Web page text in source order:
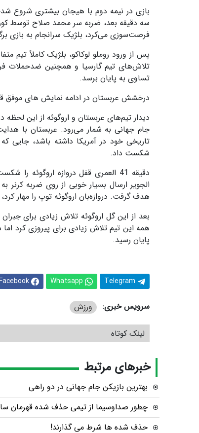
سه دقیقه بعد، ضربه سر محمد صلاح توسط
فرصت‌سوزی می‌کرد، بلژیک سرانجام به بازی
پس از ورود روملو لوکاکو، بلژیک کاملاً
تساوی به پایان برسد.
درخشش عربستان در ادامه نمایش های موفق
جام جهانی به شمار می‌رود. عربستان با
شکست داد.
دقیقه 41 العمری قفل دروازه
الجویر ارسال بسیار خوبی از روی ضربه کرنر
هدف گرفت. دروازه‌بان اروگوئه توپ را مهار
همه این تیم تلاش زیادی برای پیروزی کرد
پایان رسید.
Telegram
Whatsapp
سرویس خبری: ورزش
لینک کوتاه
خبرهای مرتبط
بهترین بازیکن جام جهانی در دو راهی
چطور صداوسیما از تیمی حذف‌ شده قهرمان
حذف شده ها شرط می گذارند!